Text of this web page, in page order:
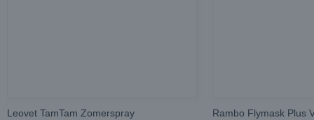
Leovet TamTam Zomerspray Rambo Flymask Plus